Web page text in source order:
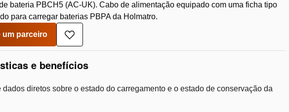
bateria PBCH5 (AC-UK). Cabo de alimentação equipado com uma ficha tipo
para carregar baterias PBPA da Holmatro.
um parceiro
Adicionar
à
de
e benefícios
dados diretos sobre o estado do carregamento e o estado de conservação da